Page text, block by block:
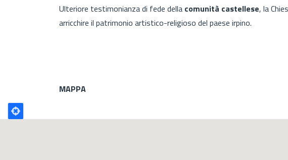
Ulteriore testimonianza di fede della comunità castellese, la
arricchire il patrimonio artistico-religioso del paese irpino.
MAPPA
Poligono
GEO